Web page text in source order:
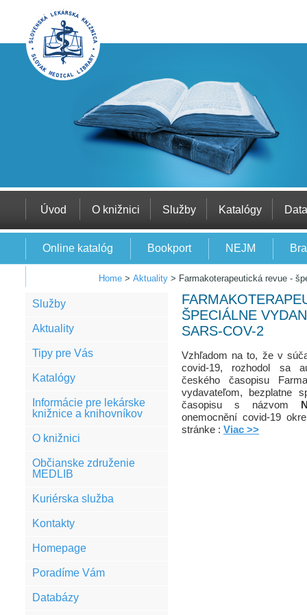
Úvod O knižnici Služby Katalógy
Online katalóg Bookport NEJM
Home > Aktuality > Farmakoterapeutická revue -
Služby
Aktuality
Tipy pre Vás
Katalógy
Informácie pre lekárske
knižnice a knihovníkov
O knižnici
Občianske združenie
MEDLIB
Kuriérska služba
Kontakty
Homepage
Poradíme Vám
Databázy
ŠPECIÁLNE
SARS-COV-2
Vzhľadom na to, že v
covid-19, rozhodol sa
českého časopisu
vydavateľom, bezplatne
časopisu s názvom
onemocnění covid-19
stránke : Viac >>